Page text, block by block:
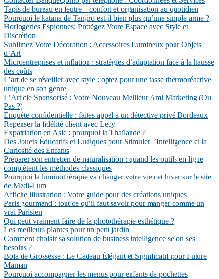
Tapis de bureau en feutre – confort et organisation au quotidien
Pourquoi le katana de Tanjiro est-il bien plus qu’une simple arme ?
Horlogeries Espionnes: Protégez Votre Espace avec Style et
Discrétion
Sublimez Votre Décoration : Accessoires Lumineux pour Objets
d’Art
Microentreprises et inflation : stratégies d’adaptation face à la hausse
des coûts
L’art de se réveiller avec style : optez pour une tasse thermoréactive
unique en son genre
L’Article Sponsorisé : Votre Nouveau Meilleur Ami Marketing (Ou
Pas ?)
Enquête confidentielle : faites appel à un détective privé Bordeaux
Repenser la fidélité client avec Lecy
Expatriation en Asie : pourquoi la Thaïlande ?
Des Jouets Éducatifs et Ludiques pour Stimuler l’Intelligence et la
Curiosité des Enfants
Préparer son entretien de naturalisation : quand les outils en ligne
complètent les méthodes classiques
Pourquoi la luminothérapie va changer votre vie cet hiver sur le site
de Medi-Lum
Affiche illustration : Votre guide pour des créations uniques
Paris gourmand : tout ce qu’il faut savoir pour manger comme un
vrai Parisien
Qui peut vraiment faire de la photothérapie esthétique ?
Les meilleurs plantes pour un petit jardin
Comment choisir sa solution de business intelligence selon ses
besoins ?
Bola de Grossesse : Le Cadeau Élégant et Significatif pour Future
Maman
Pourquoi accompagner les menus pour enfants de pochettes